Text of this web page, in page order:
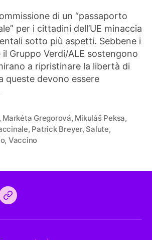
di un “passaporto
per i cittadini dell’UE minaccia
sotto più aspetti. Sebbene i
il Gruppo Verdi/ALE sostengono
a ripristinare la libertà di
queste devono essere
, Markéta Gregorová, Mikuláš Peksa,
, Patrick Breyer, Salute,
, Vaccino
CEEP